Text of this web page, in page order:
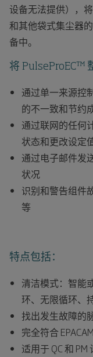
设备无法提供），
和其他袋式集尘器
备中。
将 PulseProEC™
通过单一来源控
的不一致和节约
通过联网的任何
状态和更改设定
通过电子邮件发
状况
识别和警告组件
等
特点包括：
清洁模式：智能
环、无限循环、
找出发生故障的
完全符合
适用于 QC 和